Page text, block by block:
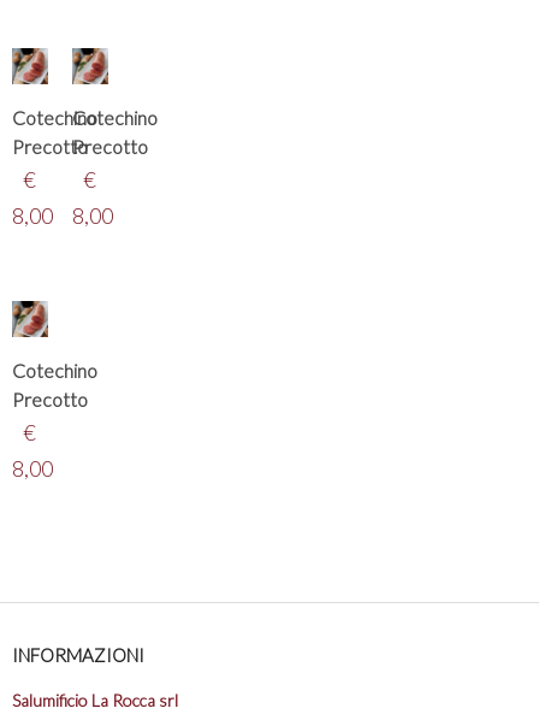
Cotechino
Precotto
€
8,00
Cotechino
Precotto
€
8,00
Cotechino
Precotto
€
8,00
INFORMAZIONI
Salumificio La Rocca srl